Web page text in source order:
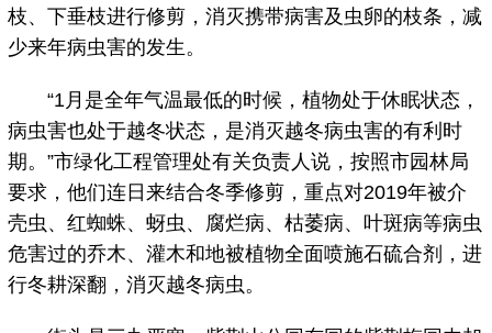
枝、下垂枝进行修剪，消灭携带病害及虫卵的枝条，减
少来年病虫害的发生。
“1月是全年气温最低的时候，植物处于休眠状态，
病虫害也处于越冬状态，是消灭越冬病虫害的有利时
期。”市绿化工程管理处有关负责人说，按照市园林局
要求，他们连日来结合冬季修剪，重点对2019年被介
壳虫、红蜘蛛、蚜虫、腐烂病、枯萎病、叶斑病等病虫
危害过的乔木、灌木和地被植物全面喷施石硫合剂，进
行冬耕深翻，消灭越冬病虫。